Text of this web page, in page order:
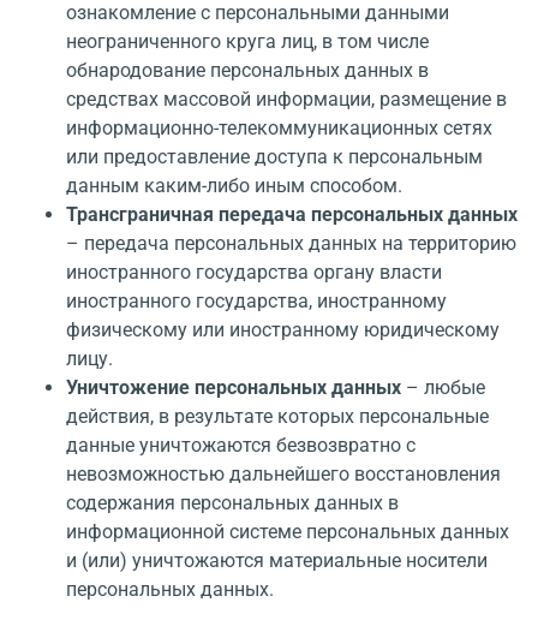
ознакомление с персональными данными
неограниченного круга лиц, в том числе
обнародование персональных данных в
средствах массовой информации, размещение в
информационно-телекоммуникационных сетях
или предоставление доступа к персональным
данным каким-либо иным способом.
Трансграничная передача персональных данных
– передача персональных данных на территорию
иностранного государства органу власти
иностранного государства, иностранному
физическому или иностранному юридическому
лицу.
Уничтожение персональных данных – любые
действия, в результате которых персональные
данные уничтожаются безвозвратно с
невозможностью дальнейшего восстановления
содержания персональных данных в
информационной системе персональных данных
и (или) уничтожаются материальные носители
персональных данных.